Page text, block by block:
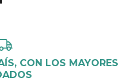
CON LOS MAYORES